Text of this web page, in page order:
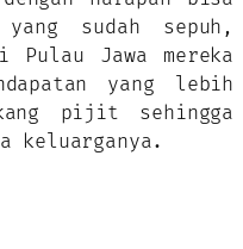
yang sudah sepuh,
Pulau Jawa mereka
yang lebih
pijit sehingga
keluarganya.